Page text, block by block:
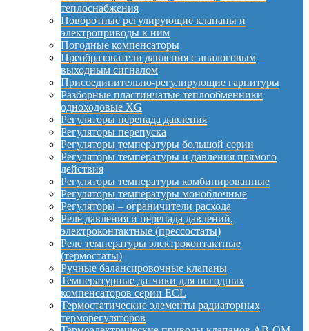
теплоснабжения
Поворотные регулирующие клапаны и
электроприводы к ним
Погодные компенсаторы
Преобразователи давления с аналоговым
выходным сигналом
Присоединительно-регулирующие гарнитуры
Разборные пластинчатые теплообменники
одноходовые XG
Регуляторы перепада давления
Регуляторы перепуска
Регуляторы температуры большой серии
Регуляторы температуры и давления прямого
действия
Регуляторы температуры комбинированные
Регуляторы температуры моноблочные
Регуляторы – ограничители расхода
Реле давления и перепада давлений,
электроконтактные (прессостаты)
Реле температуры электроконтактные
(термостаты)
Ручные балансировочные клапаны
Температурные датчики для погодных
компенсаторов серии ECL
Термостатические элементы радиаторных
терморегуляторов